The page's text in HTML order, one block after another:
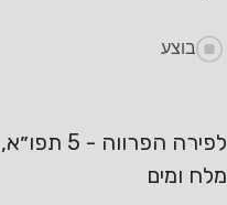
בוצע
לפירה הפרווה - 5 תפו״א,
מלח ומים